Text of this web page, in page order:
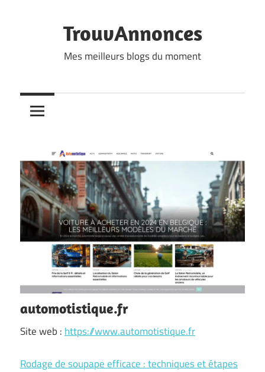
TrouvAnnonces
Mes meilleurs blogs du moment
automotistique.fr
Site web : https://www.automotistique.fr
Rodage de soupape efficace : techniques et étapes